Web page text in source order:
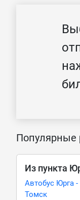
Популярные
Из пункта
Автобус Юрга -
Томск